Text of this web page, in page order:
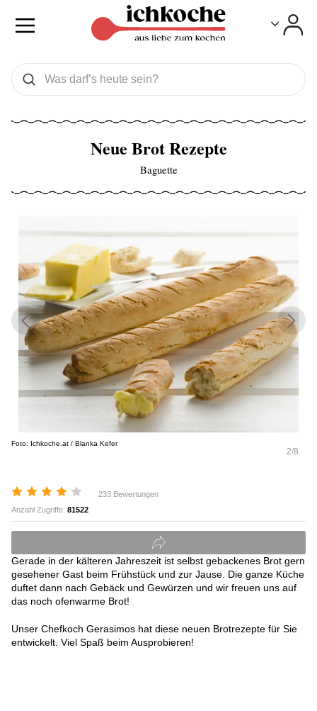
Was wollen Sie suchen
Suchen
Neue Brot Rezepte
Baguette
Foto: Ichkoche.at / Blanka Kefer
2/8
233 Bewertungen
Anzahl Zugriffe: 81522
Gerade in der kälteren Jahreszeit ist selbst gebackenes Brot gern
gesehener Gast beim Frühstück und zur Jause. Die ganze Küche
duftet dann nach Gebäck und Gewürzen und wir freuen uns auf
das noch ofenwarme Brot!
Unser Chefkoch Gerasimos hat diese neuen Brotrezepte für Sie
entwickelt. Viel Spaß beim Ausprobieren!